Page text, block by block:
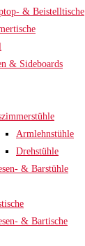
& Beistelltische
& Sideboards
Armlehnstühle
Drehstühle
& Barstühle
& Bartische